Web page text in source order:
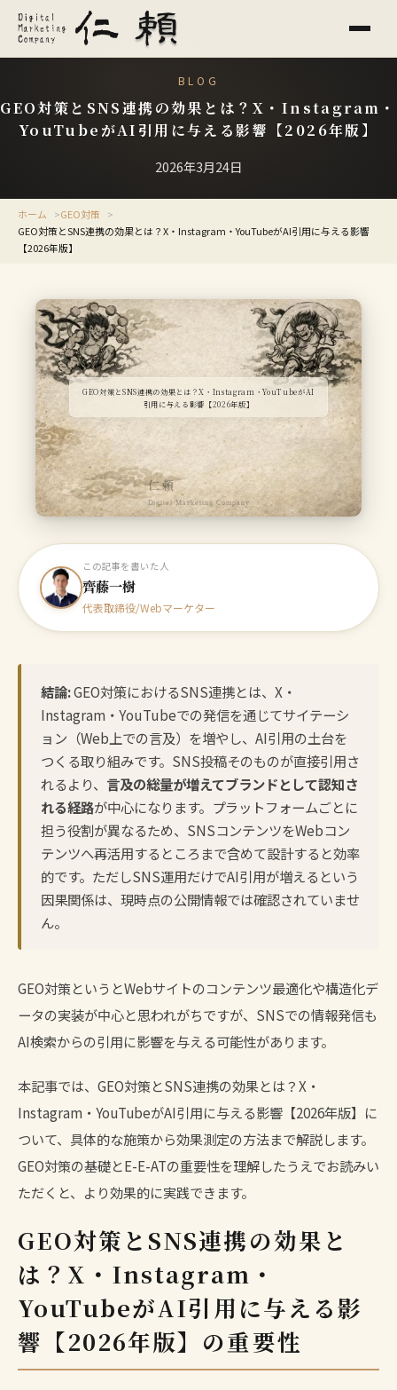
BLOG
GEO対策とSNS連携の効果とは？X・Instagram・
YouTubeがAI引用に与える影響【2026年版】
2026年3月24日
ホーム
GEO対策
GEO対策とSNS連携の効果とは？X・Instagram・YouTubeがAI引用に与える影響
【2026年版】
GEO対策とSNS連携の効果とは？X・Instagram・YouTubeがAI
引用に与える影響【2026年版】
仁頼
Digital Marketing Company
この記事を書いた人
齊藤一樹
代表取締役/Webマーケター
結論:GEO対策におけるSNS連携とは、X・
Instagram・YouTubeでの発信を通じてサイテーシ
ョン（Web上での言及）を増やし、AI引用の土台を
つくる取り組みです。SNS投稿そのものが直接引用さ
れるより、 言及の総量が増えてブランドとして認知さ
れる経路が中心になります。プラットフォームごとに
担う役割が異なるため、SNSコンテンツをWebコン
テンツへ再活用するところまで含めて設計すると効率
的です。ただしSNS運用だけでAI引用が増えるという
因果関係は、現時点の公開情報では確認されていませ
ん。
GEO対策というとWebサイトのコンテンツ最適化や構造化デ
ータの実装が中心と思われがちですが、SNSでの情報発信も
AI検索からの引用に影響を与える可能性があります。
本記事では、GEO対策とSNS連携の効果とは？X・
Instagram・YouTubeがAI引用に与える影響【2026年版】に
ついて、具体的な施策から効果測定の方法まで解説します。
GEO対策の基礎とE-E-ATの重要性を理解したうえでお読みい
ただくと、より効果的に実践できます。
GEO対策とSNS連携の効果と
は？X・Instagram・
YouTubeがAI引用に与える影
響【2026年版】の重要性